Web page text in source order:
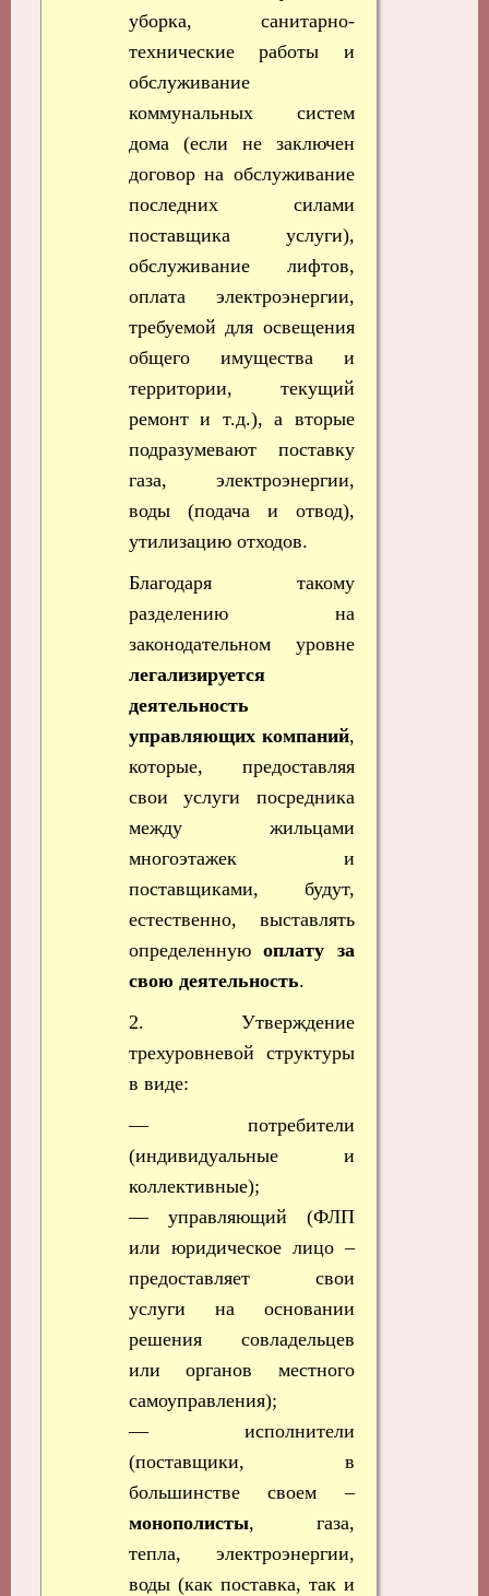
уборка, санитарно-
технические работы и
обслуживание
коммунальных систем
дома (если не заключен
договор на обслуживание
последних силами
поставщика услуги),
обслуживание лифтов,
оплата электроэнергии,
требуемой для освещения
общего имущества и
территории, текущий
ремонт и т.д.), а вторые
подразумевают поставку
газа, электроэнергии,
воды (подача и отвод),
утилизацию отходов.
Благодаря такому
разделению на
законодательном уровне
легализируется
деятельность
управляющих компаний,
которые, предоставляя
свои услуги посредника
между жильцами
многоэтажек и
поставщиками, будут,
естественно, выставлять
определеннуюоплату за
свою деятельность.
2. Утверждение
трехуровневой структуры
в виде:
— потребители
(индивидуальные и
коллективные);
— управляющий (ФЛП
или юридическое лицо –
предоставляет свои
услуги на основании
решения совладельцев
или органов местного
самоуправления);
— исполнители
(поставщики, в
большинстве своем –
монополисты, газа,
тепла, электроэнергии,
воды (как поставка, так и